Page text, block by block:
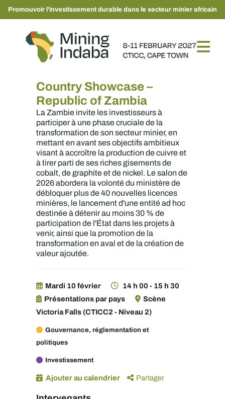
Promouvoir l'investissement durable dans le secteur minier africain
Country Showcase –
Republic of Zambia
La Zambie invite les investisseurs à
participer à une phase cruciale de la
transformation de son secteur minier, en
mettant en avant ses objectifs ambitieux
visant à accroître la production de cuivre et
à tirer parti de ses riches gisements de
cobalt, de graphite et de nickel. Le salon de
2026 abordera la volonté du ministère de
débloquer plus de 40 nouvelles licences
minières, le lancement d'une entité ad hoc
destinée à détenir au moins 30 % de
participation de l'État dans les projets à
venir, ainsi que la promotion de la
transformation en aval et de la création de
valeur ajoutée.
Mardi 10 février
14 h 00 - 15 h 30
Présentations par pays
Scène
Victoria Falls (CTICC2 - Niveau 2)
Gouvernance, réglementation et
politiques
Investissement
Ajouter au calendrier Partager